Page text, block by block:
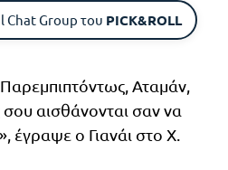
Group του PICK&ROLL
Αταμάν,
σου αισθάνονται σαν να
έγραψε ο Γιανάι στο X.